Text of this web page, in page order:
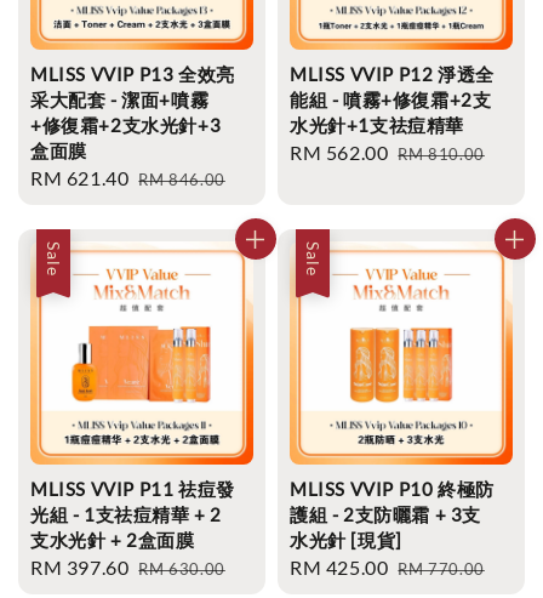
MLISS VVIP P13 全效亮
采大配套 - 潔面+噴霧
+修復霜+2支水光針+3
盒面膜
Sale
RM 621.40 Regular
RM 846.00
MLISS VVIP P12 淨透全
能組 - 噴霧+修復霜+2支
水光針+1支祛痘精華
Sale
RM 562.00 Regular
RM 810.00
Sale
MLISS VVIP P11 祛痘發
光組 - 1支祛痘精華 + 2
支水光針 + 2盒面膜
Sale
RM 397.60 Regular
RM 630.00
Sale
MLISS VVIP P10 終極防
護組 - 2支防曬霜 + 3支
水光針 [現貨]
Sale
RM 425.00 Regular
RM 770.00